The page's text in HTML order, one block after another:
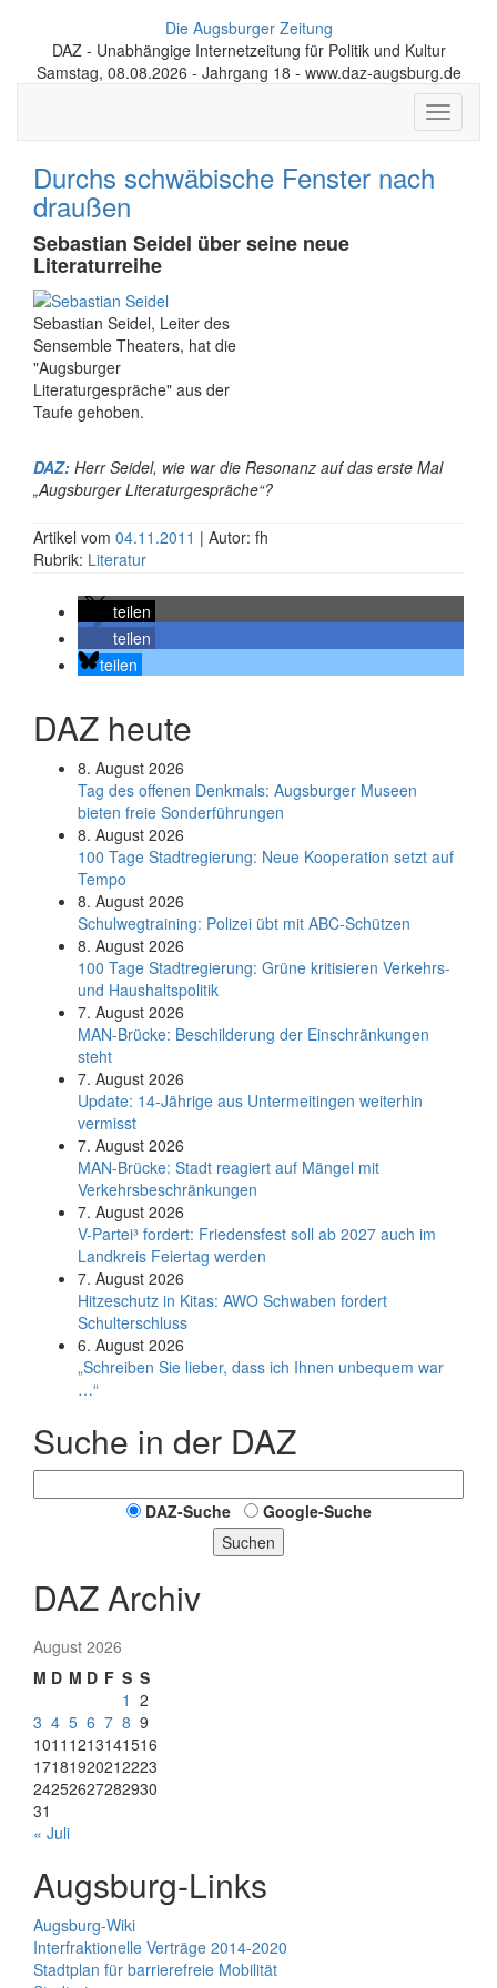
Die Augsburger Zeitung
DAZ - Unabhängige Internetzeitung für Politik und Kultur
Samstag, 08.08.2026 - Jahrgang 18 - www.daz-augsburg.de
Toggle
Durchs schwäbische Fenster nach
draußen
Sebastian Seidel über seine neue
Literaturreihe
Sebastian Seidel, Leiter des
Sensemble Theaters, hat die
"Augsburger
Literaturgespräche" aus der
Taufe gehoben.
DAZ: Herr Seidel, wie war die Resonanz auf das erste Mal
„Augsburger Literaturgespräche“?
Artikel vom 04.11.2011 | Autor: fh
Rubrik: Literatur
teilen
teilen
teilen
DAZ heute
8. August 2026
Tag des offenen Denkmals: Augsburger Museen
bieten freie Sonderführungen
8. August 2026
100 Tage Stadtregierung: Neue Kooperation setzt auf
Tempo
8. August 2026
Schul­weg­trai­ning: Poli­zei übt mit ABC-Schüt­zen
8. August 2026
100 Tage Stadtregierung: Grüne kritisieren Verkehrs-
und Haushaltspolitik
7. August 2026
MAN-Brücke: Beschilderung der Einschränkungen
steht
7. August 2026
Update: 14-Jährige aus Untermeitingen weiterhin
vermisst
7. August 2026
MAN-Brücke: Stadt reagiert auf Mängel mit
Verkehrsbeschränkungen
7. August 2026
V-Partei­³ fordert: Friedens­fest soll ab 2027 auch im
Land­kreis Feier­tag werden
7. August 2026
Hitzeschutz in Kitas: AWO Schwaben fordert
Schulterschluss
6. August 2026
„Schreiben Sie lieber, dass ich Ihnen unbequem war
…“
Suche in der DAZ
DAZ-Suche
Google-Suche
Suchen
DAZ Archiv
August 2026
M D M D F S S
1 2
3 4 5 6 7 8 9
1011 1213141516
17181920212223
24252627282930
31
« Juli
Augsburg-Links
Augsburg-Wiki
Interfraktionelle Verträge 2014-2020
Stadtplan für barrierefreie Mobilität